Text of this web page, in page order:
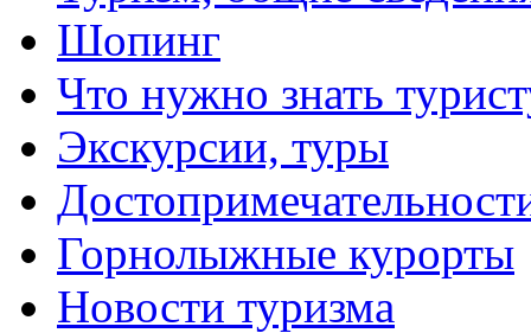
Шопинг
Что нужно знать
Экскурсии, туры
Горнолыжные курорты
Новости туризма